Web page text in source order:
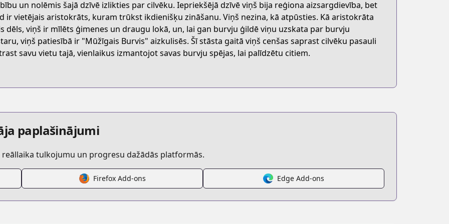
gurashi-no-maou-tensei-shite-saikyou-no-majutsushi-ni-naru
www.cdjapan.co.jp/searchuni?fq.category=UD:14&q=辺境ぐらしの魔王、転生して最強の魔術師になる
un nolēmis šajā dzīvē izlikties par cilvēku. Iepriekšējā dzīvē viņš bija reģiona aizsargdievība, bet
ir vietējais aristokrāts, kuram trūkst ikdienišķu zināšanu. Viņš nezina, kā atpūsties. Kā aristokrāta
dēls, viņš ir mīlēts ģimenes un draugu lokā, un, lai gan burvju ģildē viņu uzskata par burvju
viņš patiesībā ir "Mūžīgais Burvis" aizkulisēs. Šī stāsta gaitā viņš cenšas saprast cilvēku pasauli
savu vietu tajā, vienlaikus izmantojot savas burvju spējas, lai palīdzētu citiem.
paplašinājumi
reāllaika tulkojumu un progresu dažādās platformās.
Firefox Add-ons Edge Add-ons